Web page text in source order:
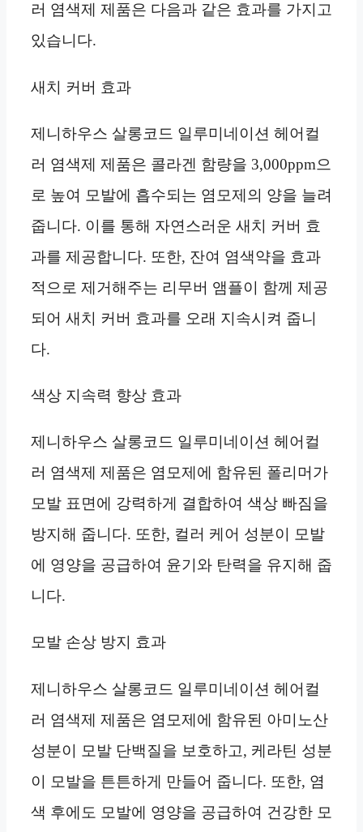
러 염색제 제품은 다음과 같은 효과를 가지고
있습니다.
새치 커버 효과
제니하우스 살롱코드 일루미네이션 헤어컬
러 염색제 제품은 콜라겐 함량을 3,000ppm으
로 높여 모발에 흡수되는 염모제의 양을 늘려
줍니다. 이를 통해 자연스러운 새치 커버 효
과를 제공합니다. 또한, 잔여 염색약을 효과
적으로 제거해주는 리무버 앰플이 함께 제공
되어 새치 커버 효과를 오래 지속시켜 줍니
다.
색상 지속력 향상 효과
제니하우스 살롱코드 일루미네이션 헤어컬
러 염색제 제품은 염모제에 함유된 폴리머가
모발 표면에 강력하게 결합하여 색상 빠짐을
방지해 줍니다. 또한, 컬러 케어 성분이 모발
에 영양을 공급하여 윤기와 탄력을 유지해 줍
니다.
모발 손상 방지 효과
제니하우스 살롱코드 일루미네이션 헤어컬
러 염색제 제품은 염모제에 함유된 아미노산
성분이 모발 단백질을 보호하고, 케라틴 성분
이 모발을 튼튼하게 만들어 줍니다. 또한, 염
색 후에도 모발에 영양을 공급하여 건강한 모